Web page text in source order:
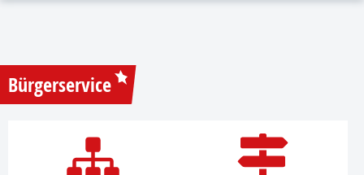
Bürgerservice